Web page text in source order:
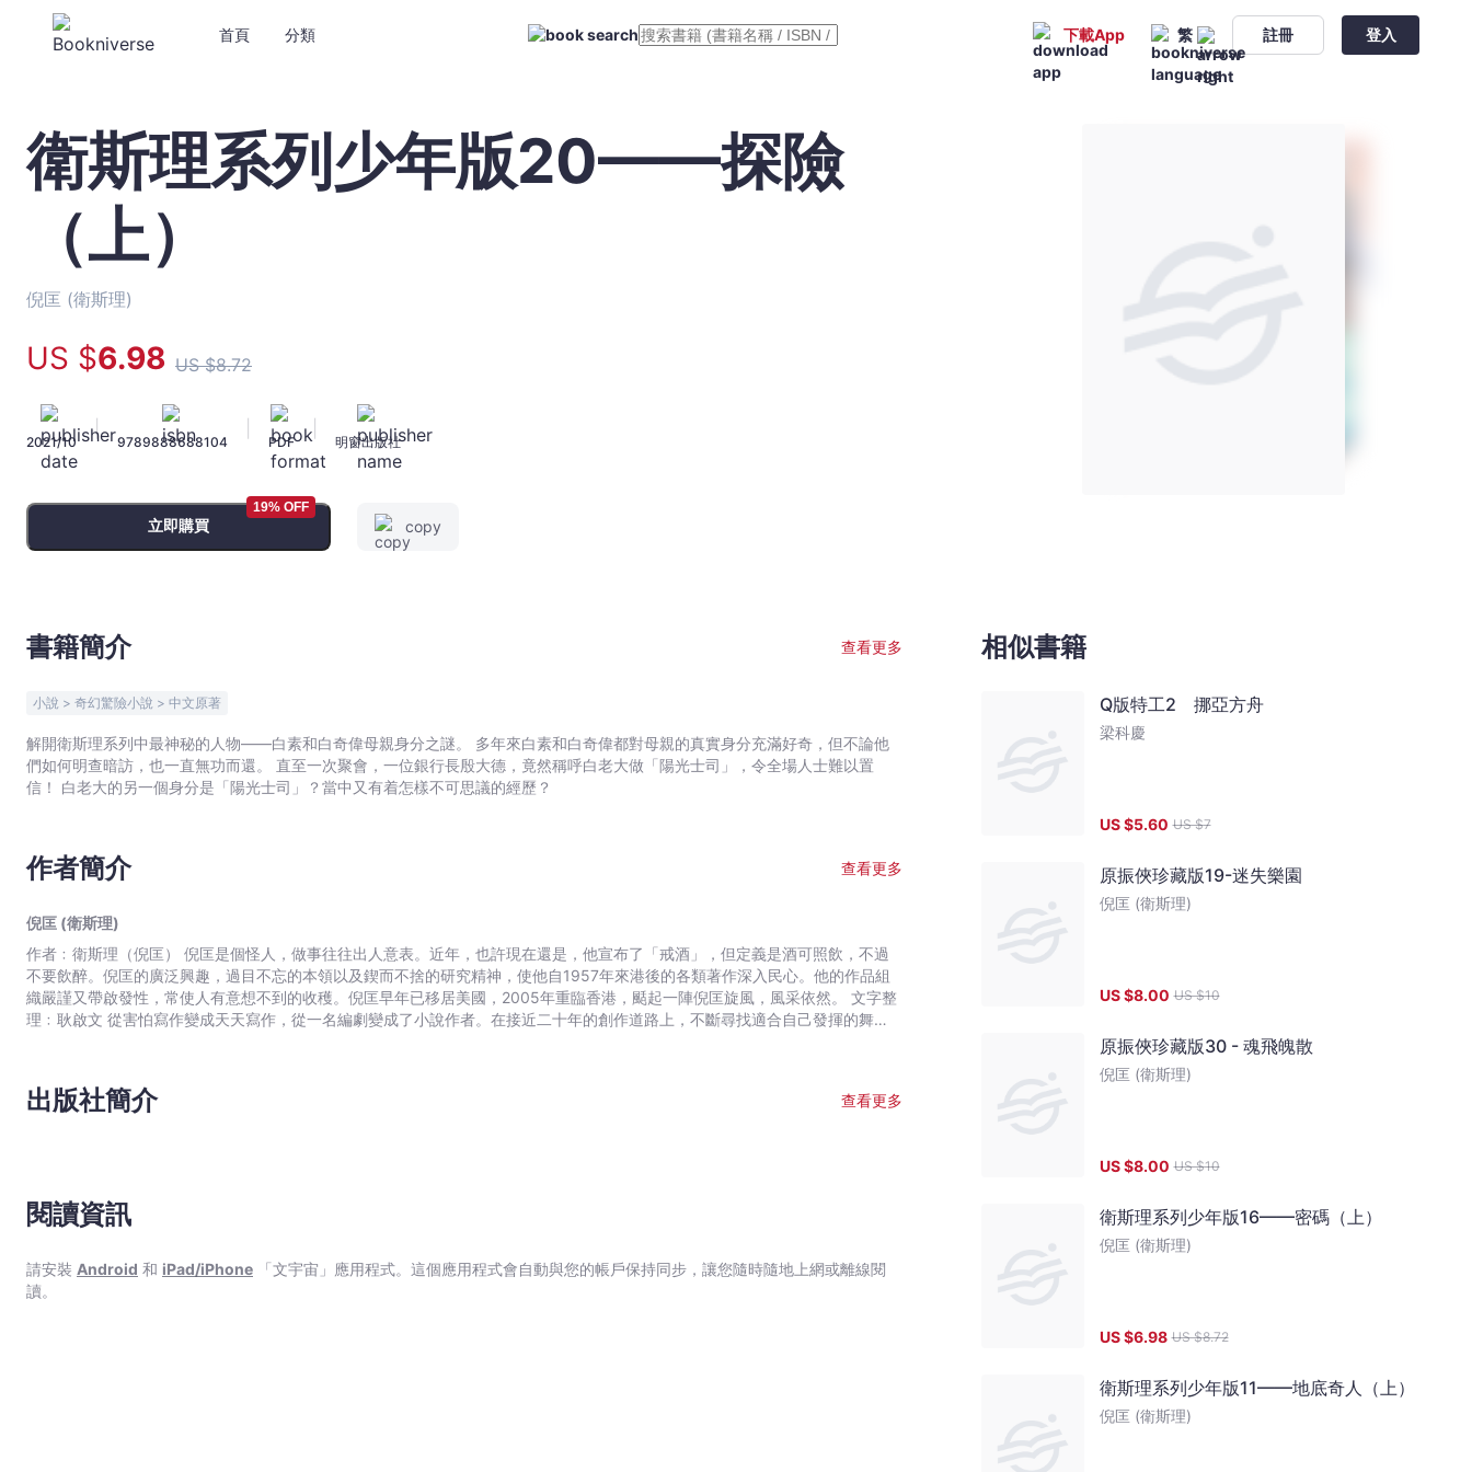
首頁 分類 下載App 繁 註冊 登入
衛
斯
理
年
20
——
探
險
（上）
倪
(衛
-
文
宙
｜
Bookniverse
衛斯理系列少年版20——探險
（上）
倪匡 (衛斯理)
US $6.98 US $8.72
2021/10
|
9789888688104 PDF 明窗出版社
立即購買
19% OFF
copy
書籍簡介 查看更多
小說 > 奇幻驚險小說 > 中文原著
解開衛斯理系列中最神秘的人物——白素和白奇偉母親身分之謎。 多年來白素和白奇偉都對母親的真實身分充滿好奇，但不論他
們如何明查暗訪，也一直無功而還。 直至一次聚會，一位銀行長殷大德，竟然稱呼白老大做「陽光士司」，令全場人士難以置
信！ 白老大的另一個身分是「陽光士司」？當中又有着怎樣不可思議的經歷？
作者簡介 查看更多
倪匡 (衛斯理)
作者﹕衛斯理（倪匡） 倪匡是個怪人，做事往往出人意表。近年，也許現在還是，他宣布了「戒酒」，但定義是酒可照飲，不過
不要飲醉。倪匡的廣泛興趣，過目不忘的本領以及鍥而不捨的研究精神，使他自1957年來港後的各類著作深入民心。他的作品組
織嚴謹又帶啟發性，常使人有意想不到的收穫。倪匡早年已移居美國，2005年重臨香港，颳起一陣倪匡旋風，風采依然。 文字整
理﹕耿啟文 從害怕寫作變成天天寫作，從一名編劇變成了小說作者。在接近二十年的創作道路上，不斷尋找適合自己發揮的舞
畫﹕余遠鍠 從事多年漫畫工作。著名作品有﹕《數碼暴龍》（改編自日本著名動畫,行銷全球數十個國家）,《妖怪總動員》（入選
2005年第二屆書叢榜十本好書之一）,《動夢成真》（中學電影動畫藝術教材——香港生產力促進局製作）,《大偵探福爾摩斯》
出版社簡介 查看更多
閱讀資訊
請安裝 Android 和 iPad/iPhone 「文宇宙」應用程式。這個應用程式會自動與您的帳戶保持同步，讓您隨時隨地上網或離線閱
讀。
相似書籍
Q版特工2 挪亞方舟
梁科慶
US $5.60 US $7
原振俠珍藏版19-迷失樂園
倪匡 (衛斯理)
US $8.00 US $10
原振俠珍藏版30 - 魂飛魄散
倪匡 (衛斯理)
US $8.00 US $10
衛斯理系列少年版16——密碼（上）
倪匡 (衛斯理)
US $6.98 US $8.72
衛斯理系列少年版11——地底奇人（上）
倪匡 (衛斯理)